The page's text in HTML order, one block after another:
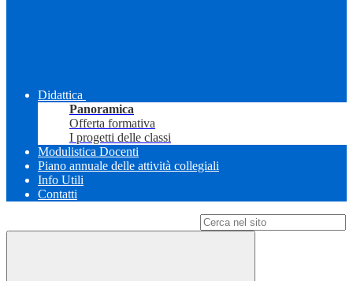
Didattica
Panoramica
Offerta formativa
I progetti delle classi
Modulistica Docenti
Piano annuale delle attività collegiali
Info Utili
Contatti